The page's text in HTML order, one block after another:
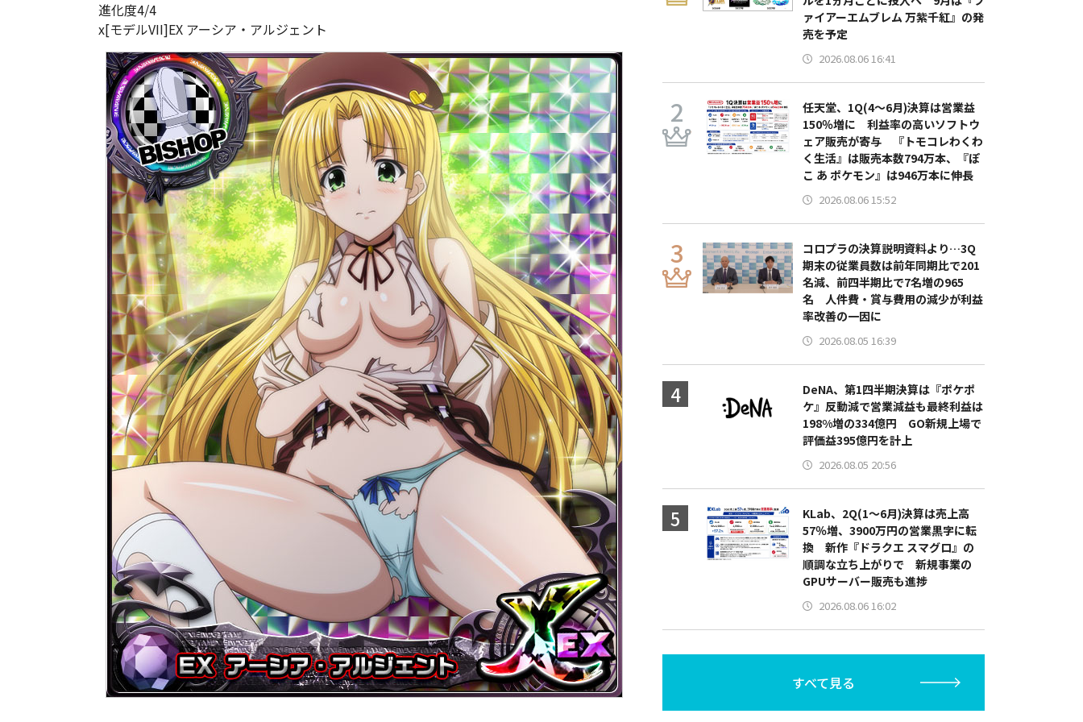
進化度4/4
x[モデルVII]EX アーシア・アルジェント
ァイアーエムブレム 万紫千紅』の発
売を予定
2026.08.06 16:41
任天堂、1Q(4～6月)決算は営業益
150％増に 利益率の高いソフトウ
ェア販売が寄与 『トモコレわくわ
く生活』は販売本数794万本、『ぽ
こ あ ポケモン』は946万本に伸長
2026.08.06 15:52
コロプラの決算説明資料より…3Q
期末の従業員数は前年同期比で201
名減、前四半期比で7名増の965
名 人件費・賞与費用の減少が利益
率改善の一因に
2026.08.05 16:39
DeNA、第1四半期決算は『ポケポ
ケ』反動減で営業減益も最終利益は
198%増の334億円 GO新規上場で
評価益395億円を計上
2026.08.05 20:56
KLab、2Q(1～6月)決算は売上高
57％増、3900万円の営業黒字に転
換 新作『ドラクエ スマグロ』の
順調な立ち上がりで 新規事業の
GPUサーバー販売も進捗
2026.08.06 16:02
すべて見る